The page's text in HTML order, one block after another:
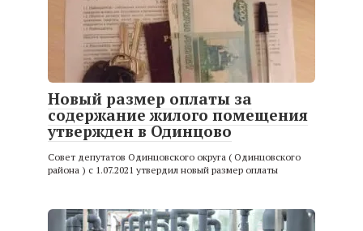
Новый размер оплаты за
содержание жилого помещения
утвержден в Одинцово
Совет депутатов Одинцовского округа ( Одинцовского
района ) с 1.07.2021 утвердил новый размер оплаты